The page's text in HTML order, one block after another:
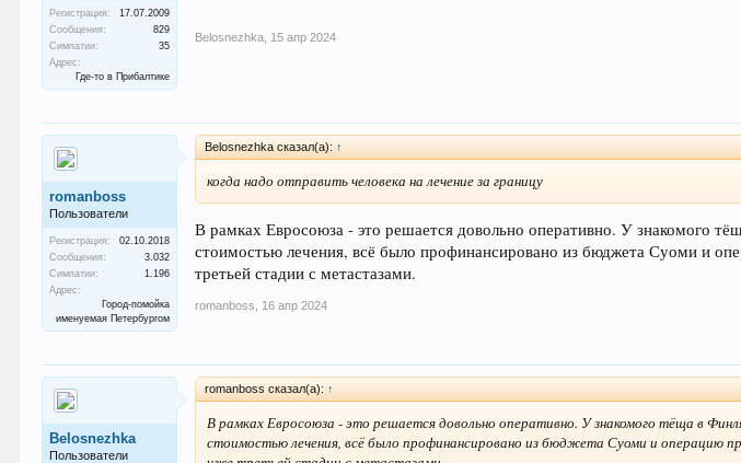
Регистрация:
17.07.2009
Сообщения:
829
Симпатии:
35
Адрес:
Где-то в Прибалтике
Belosnezhka 15 апр 2024
romanboss
Пользователи
Регистрация:
02.10.2018
Сообщения:
3.032
Симпатии:
1.196
Адрес:
Город-помойка
именуемая Петербургом
Belosnezhka сказал(а): ↑
когда надо отправить человека на лечение за границу
В рамках Евросоюза - это решается довольно оперативно. У знакомого
стоимостью лечения, всё было профинансировано из бюджета Суоми и
третьей стадии с метастазами.
romanboss 16 апр 2024
Belosnezhka
Пользователи
romanboss сказал(а): ↑
В рамках Евросоюза - это решается довольно оперативно. У знакомого тёща в
стоимостью лечения, всё было профинансировано из бюджета Суоми и операцию